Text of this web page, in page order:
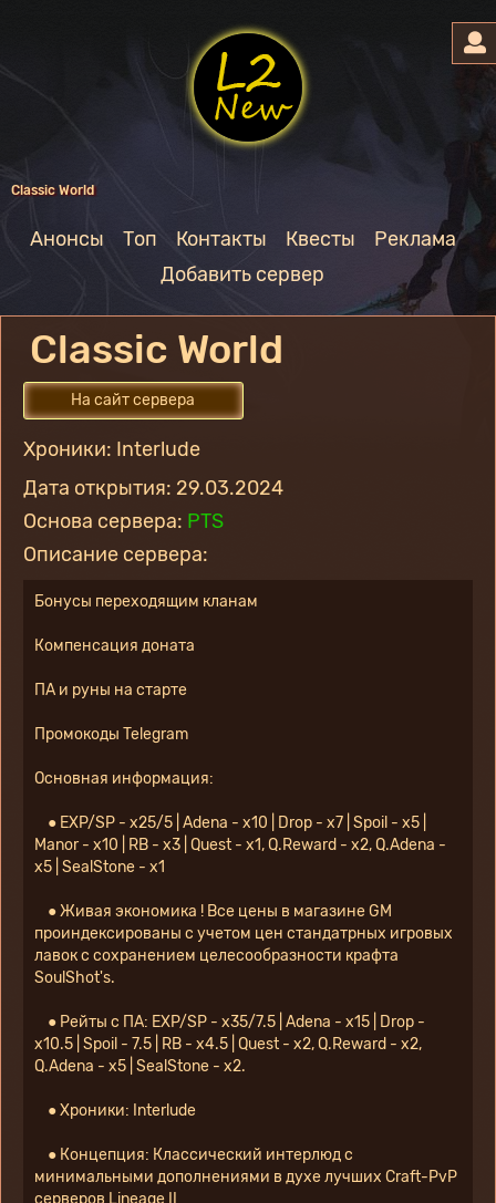
Classic World
Анонсы Топ Контакты Квесты
Реклама
Добавить сервер
Classic World
На сайт сервера
Хроники: Interlude
Дата открытия: 29.03.2024
Основа сервера: PTS
Описание сервера:
Бонусы переходящим кланам
Компенсация доната
ПА и руны на старте
Промокоды Telegram
Основная информация:
● EXP/SP - x25/5 | Adena - x10 | Drop - x7 | Spoil - x5 |
Manor - x10 | RB - x3 | Quest - x1, Q.Reward - x2, Q.Adena -
x5 | SealStone - x1
● Живая экономика ! Все цены в магазине GM
проиндексированы с учетом цен стандатрных игровых
лавок с сохранением целесообразности крафта
SoulShot's.
● Рейты с ПА: EXP/SP - x35/7.5 | Adena - x15 | Drop -
x10.5 | Spoil - 7.5 | RB - x4.5 | Quest - x2, Q.Reward - x2,
Q.Adena - x5 | SealStone - x2.
● Хроники: Interlude
● Концепция: Классический интерлюд с
минимальными дополнениями в духе лучших Craft-PvP
серверов Lineage II